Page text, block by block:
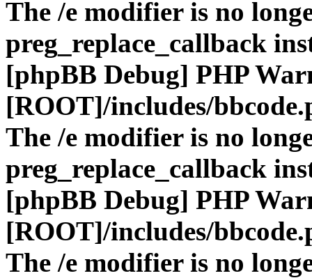
The /e modifier is no
preg_replace_callback
[phpBB Debug] PHP
[ROOT]/includes/
The /e modifier is no
preg_replace_callback
[phpBB Debug] PHP
[ROOT]/includes/
The /e modifier is no